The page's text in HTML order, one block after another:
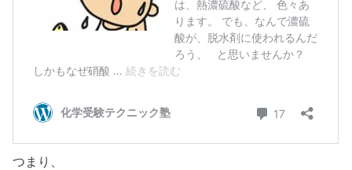
つまり、